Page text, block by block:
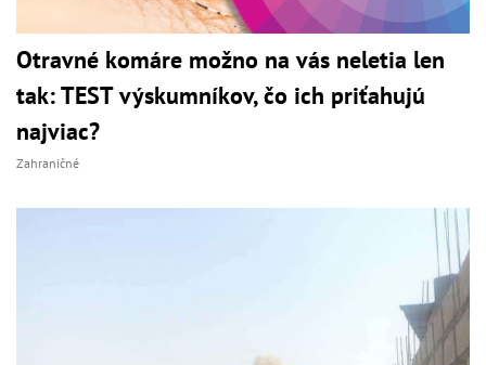
Otravné komáre možno na vás neletia len
tak: TEST výskumníkov, čo ich priťahujú
najviac?
Zahraničné